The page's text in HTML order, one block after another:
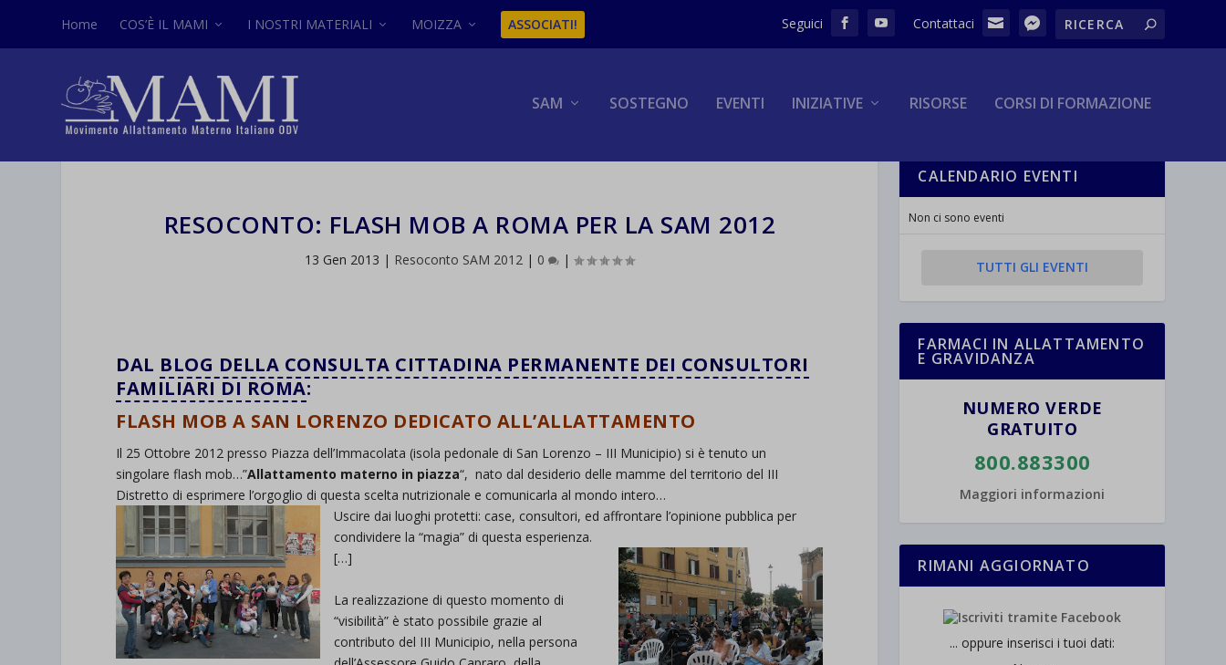
Home COS’È IL MAMI I NOSTRI MATERIALI MOIZZA ASSOCIATI!
SAM SOSTEGNO EVENTI INIZIATIVE RISORSE CORSI DI FORMAZIONE
RESOCONTO: FLASH MOB A ROMA PER LA SAM 2012
13 Gen 2013 | Resoconto SAM 2012 | 0 |
DAL BLOG DELLA CONSULTA CITTADINA PERMANENTE DEI CONSULTORI
FAMILIARI DI ROMA:
FLASH MOB A SAN LORENZO DEDICATO ALL’ALLATTAMENTO
Il 25 Ottobre 2012 presso Piazza dell’Immacolata (isola pedonale di San Lorenzo – III Municipio) si è tenuto un
singolare flash mob…”Allattamento materno in piazza“, nato dal desiderio delle mamme del territorio del III
Distretto di esprimere l’orgoglio di questa scelta nutrizionale e comunicarla al mondo intero…
Uscire dai luoghi protetti: case, consultori, ed affrontare l’opinione pubblica per
condividere la “magia” di questa esperienza.
[…]
La realizzazione di questo momento di
“visibilità” è stato possibile grazie al
contributo del III Municipio, nella persona
CALENDARIO EVENTI
Non ci sono eventi
TUTTI GLI EVENTI
FARMACI IN ALLATTAMENTO
E GRAVIDANZA
NUMERO VERDE
GRATUITO
800.883300
Maggiori informazioni
RIMANI AGGIORNATO
... oppure inserisci i tuoi dati: